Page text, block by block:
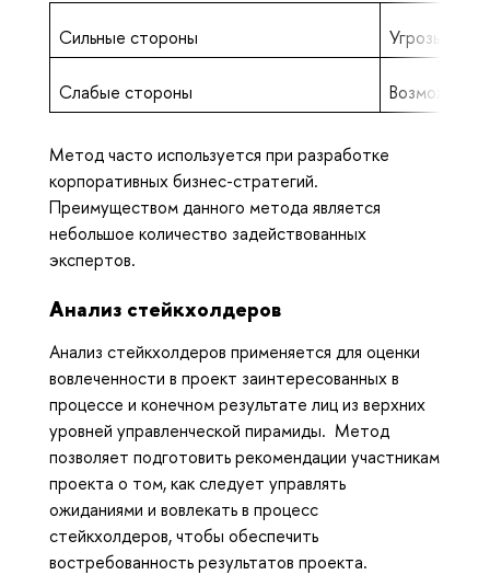
Сильные стороны Угрозы
Слабые стороны
Метод часто используется при разработке
корпоративных бизнес-стратегий.
Преимуществом данного метода является
небольшое количество задействованных
экспертов.
Анализ стейкхолдеров
Анализ стейкхолдеров применяется для оценки
вовлеченности в проект заинтересованных в
процессе и конечном результате лиц из верхних
уровней управленческой пирамиды. Метод
позволяет подготовить рекомендации участникам
проекта о том, как следует управлять
ожиданиями и вовлекать в процесс
стейкхолдеров, чтобы обеспечить
востребованность результатов проекта.